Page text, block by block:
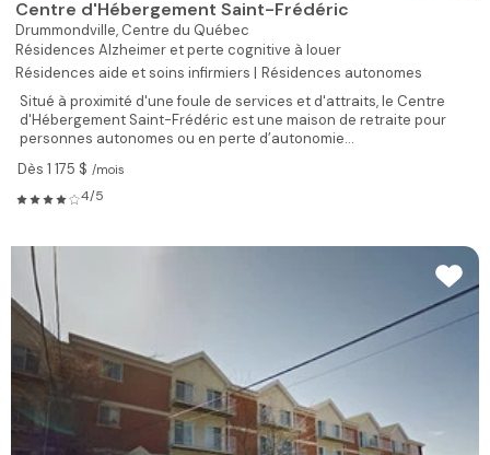
Centre d'Hébergement Saint-Frédéric
Drummondville, Centre du Québec
Résidences Alzheimer et perte cognitive à louer
Résidences aide et soins infirmiers | Résidences autonomes
Situé à proximité d'une foule de services et d'attraits, le Centre
d'Hébergement Saint-Frédéric est une maison de retraite pour
personnes autonomes ou en perte d’autonomie...
Dès 1 175 $ /mois
4/5